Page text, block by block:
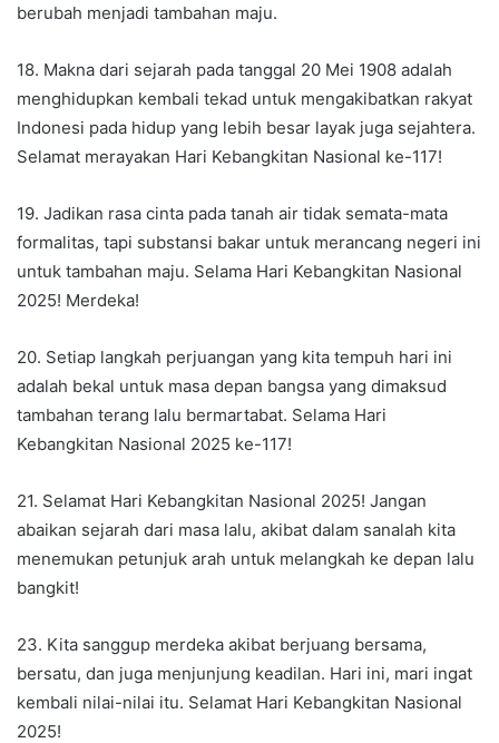
berubah menjadi tambahan maju.
18. Makna dari sejarah pada tanggal 20 Mei 1908 adalah
menghidupkan kembali tekad untuk mengakibatkan rakyat
Indonesi pada hidup yang lebih besar layak juga sejahtera.
Selamat merayakan Hari Kebangkitan Nasional ke-117!
19. Jadikan rasa cinta pada tanah air tidak semata-mata
formalitas, tapi substansi bakar untuk merancang negeri ini
untuk tambahan maju. Selama Hari Kebangkitan Nasional
2025! Merdeka!
20. Setiap langkah perjuangan yang kita tempuh hari ini
adalah bekal untuk masa depan bangsa yang dimaksud
tambahan terang lalu bermartabat. Selama Hari
Kebangkitan Nasional 2025 ke-117!
21. Selamat Hari Kebangkitan Nasional 2025! Jangan
abaikan sejarah dari masa lalu, akibat dalam sanalah kita
menemukan petunjuk arah untuk melangkah ke depan lalu
bangkit!
23. Kita sanggup merdeka akibat berjuang bersama,
bersatu, dan juga menjunjung keadilan. Hari ini, mari ingat
kembali nilai-nilai itu. Selamat Hari Kebangkitan Nasional
2025!